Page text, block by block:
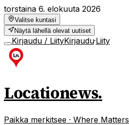
torstaina 6. elokuuta 2026
Valitse kuntasi
Näytä lähellä olevat uutiset
Kirjaudu / LiityKirjaudu·Liity
Locationews.
Paikka merkitsee · Where Matters